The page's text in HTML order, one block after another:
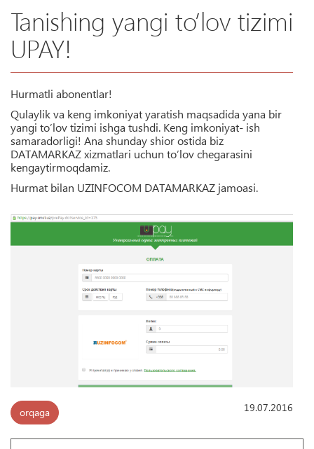
Tanishing yangi to’lov tizimi
UPAY!
Hurmatli abonentlar!
Qulaylik va keng imkoniyat yaratish maqsadida yana bir
yangi to’lov tizimi ishga tushdi. Keng imkoniyat- ish
samaradorligi! Ana shunday shior ostida biz
DATAMARKAZ xizmatlari uchun to’lov chegarasini
kengaytirmoqdamiz.
Hurmat bilan UZINFOCOM DATAMARKAZ jamoasi.
orqaga 19.07.2016